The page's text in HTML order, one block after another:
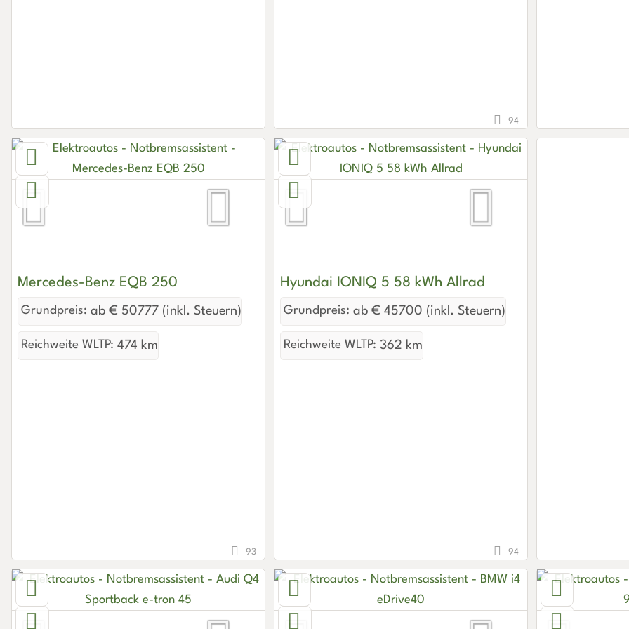
94
Mercedes-Benz EQB 250
Grundpreis: ab € 50777 (inkl. Steuern)
Reichweite WLTP: 474 km
93
Hyundai IONIQ 5 58 kWh Allrad
Grundpreis: ab € 45700 (inkl. Steuern)
Reichweite WLTP: 362 km
94